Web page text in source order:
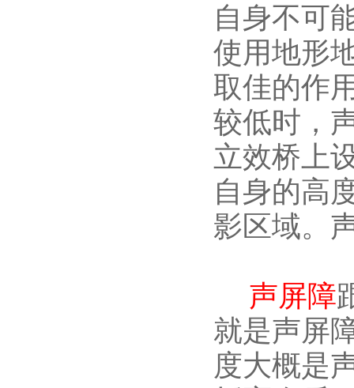
自身不可
使用地形
取佳的作
较低时，
立效桥上
自身的高
影区域。
声屏障
就是声屏
度大概是